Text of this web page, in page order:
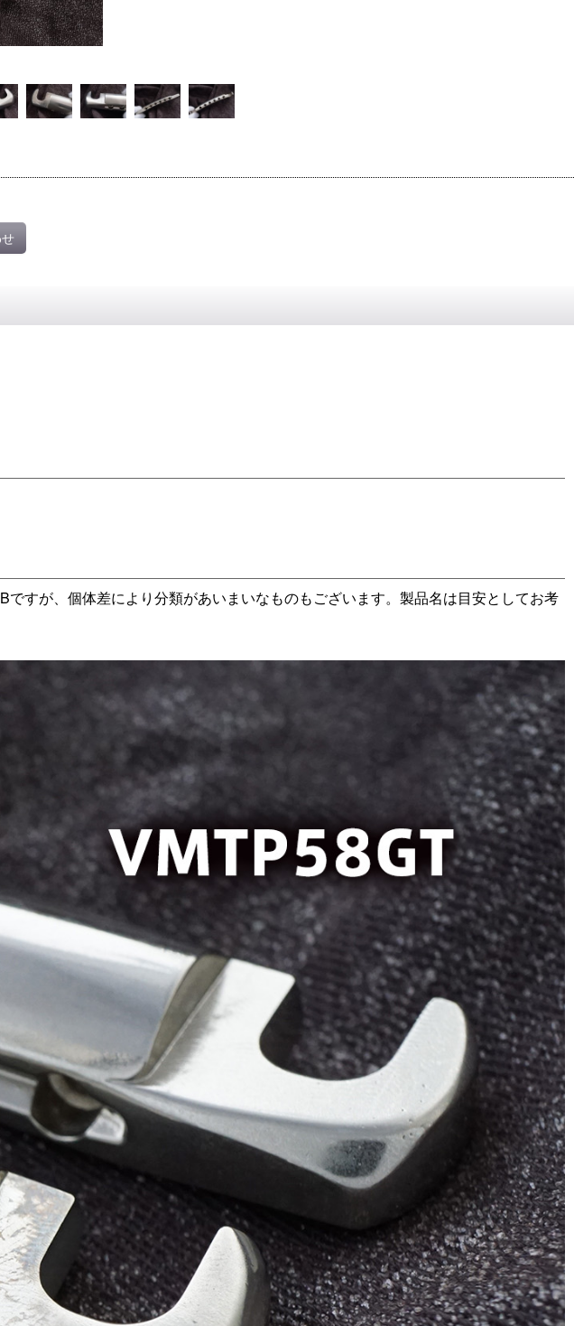
すが、個体差により分類があいまいなものもございます。製品名は目安としてお考